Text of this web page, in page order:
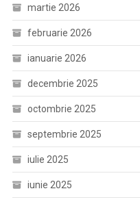
martie 2026
februarie 2026
ianuarie 2026
decembrie 2025
octombrie 2025
septembrie 2025
iulie 2025
iunie 2025